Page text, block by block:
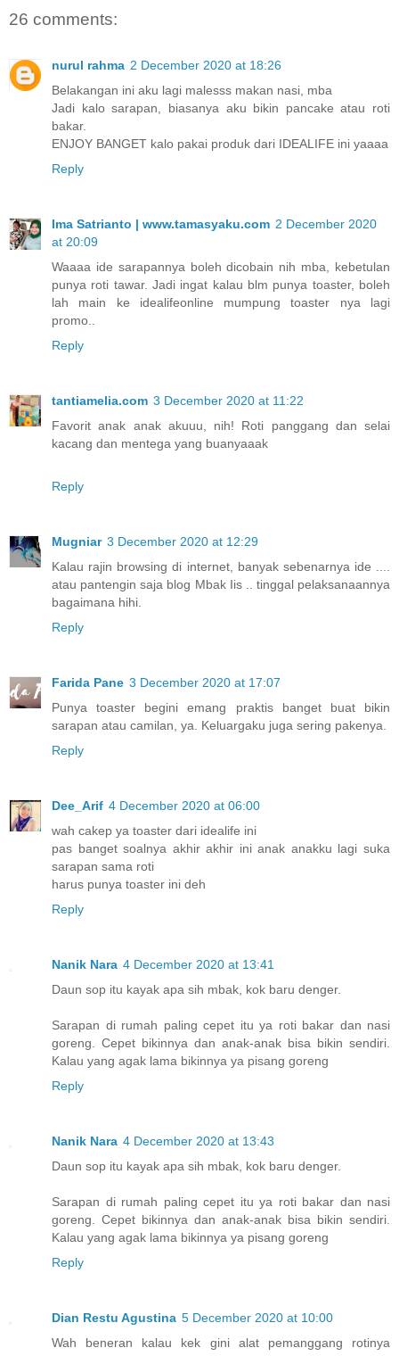
26 comments:
nurul rahma 2 December 2020 at 18:26
Belakangan ini aku lagi malesss makan nasi, mba
Jadi kalo sarapan, biasanya aku bikin pancake atau roti
bakar.
ENJOY BANGET kalo pakai produk dari IDEALIFE ini yaaaa
Reply
Ima Satrianto | www.tamasyaku.com 2 December 2020
at 20:09
Waaaa ide sarapannya boleh dicobain nih mba, kebetulan
punya roti tawar. Jadi ingat kalau blm punya toaster, boleh
lah main ke idealifeonline mumpung toaster nya lagi
promo..
Reply
tantiamelia.com 3 December 2020 at 11:22
Favorit anak anak akuuu, nih! Roti panggang dan selai
kacang dan mentega yang buanyaaak
Reply
Mugniar 3 December 2020 at 12:29
Kalau rajin browsing di internet, banyak sebenarnya ide ....
atau pantengin saja blog Mbak Iis .. tinggal pelaksanaannya
bagaimana hihi.
Reply
Farida Pane 3 December 2020 at 17:07
Punya toaster begini emang praktis banget buat bikin
sarapan atau camilan, ya. Keluargaku juga sering pakenya.
Reply
Dee_Arif 4 December 2020 at 06:00
wah cakep ya toaster dari idealife ini
pas banget soalnya akhir akhir ini anak anakku lagi suka
sarapan sama roti
harus punya toaster ini deh
Reply
Nanik Nara 4 December 2020 at 13:41
Daun sop itu kayak apa sih mbak, kok baru denger.
Sarapan di rumah paling cepet itu ya roti bakar dan nasi
goreng. Cepet bikinnya dan anak-anak bisa bikin sendiri.
Kalau yang agak lama bikinnya ya pisang goreng
Reply
Nanik Nara 4 December 2020 at 13:43
Daun sop itu kayak apa sih mbak, kok baru denger.
Sarapan di rumah paling cepet itu ya roti bakar dan nasi
goreng. Cepet bikinnya dan anak-anak bisa bikin sendiri.
Kalau yang agak lama bikinnya ya pisang goreng
Reply
Dian Restu Agustina 5 December 2020 at 10:00
Wah beneran kalau kek gini alat pemanggang rotinya